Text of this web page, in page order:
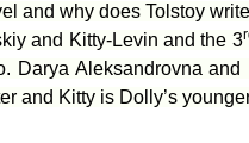
and why does Tolstoy
and Kitty-Levin and the 3
Aleksandrovna
and Kitty is Dolly’s